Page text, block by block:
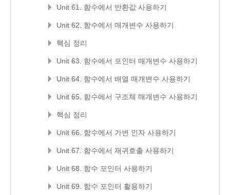
Unit 61. 함수에서 반환값 사용하기
Unit 62. 함수에서 매개변수 사용하기
핵심 정리
Unit 63. 함수에서 포인터 매개변수 사용하기
Unit 64. 함수에서 배열 매개변수 사용하기
Unit 65. 함수에서 구조체 매개변수 사용하기
핵심 정리
Unit 66. 함수에서 가변 인자 사용하기
Unit 67. 함수에서 재귀호출 사용하기
Unit 68. 함수 포인터 사용하기
Unit 69. 함수 포인터 활용하기